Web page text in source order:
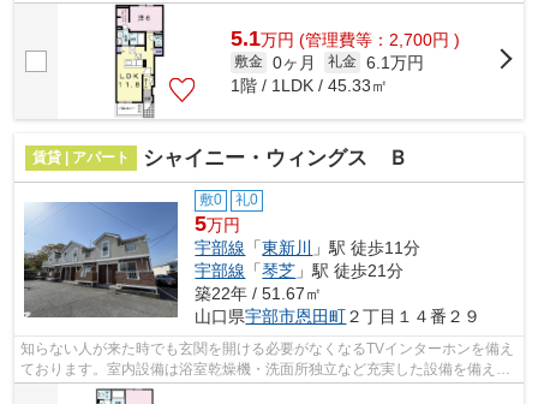
のある室内が魅力的な令和2年築の物件...
5.1万円 (管理費等：2,700円 )
敷金 0ヶ月 礼金 6.1万円
1階 / 1LDK / 45.33㎡
賃貸 | アパート シャイニー・ウィングス Ｂ
敷0 礼0
5万円
宇部線 「東新川
」駅 徒歩11分
宇部線 「琴芝 」駅 徒歩21分
築22年 / 51.67㎡
山口県宇部市恩田町２丁目１４番２９
知らない人が来た時でも玄関を開ける必要がなくなるTVインターホンを備え
ております。室内設備は浴室乾燥機・洗面所独立など充実した設備を備え付
けています。駐輪場が併設されている...